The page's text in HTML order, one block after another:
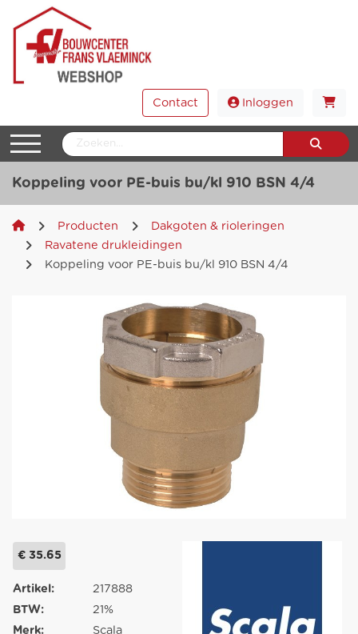
Contact Inloggen
Koppeling voor PE-buis bu/kl 910 BSN 4/4
Producten
Dakgoten & rioleringen
Ravatene drukleidingen
Koppeling voor PE-buis bu/kl 910 BSN 4/4
€ 35.65
Artikel:
217888
BTW:
21%
Merk:
Scala